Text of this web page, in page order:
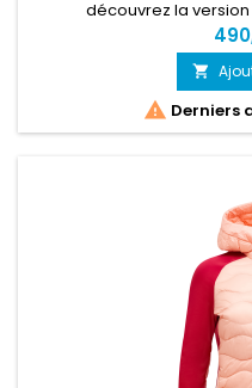
découvrez la

 Derniers